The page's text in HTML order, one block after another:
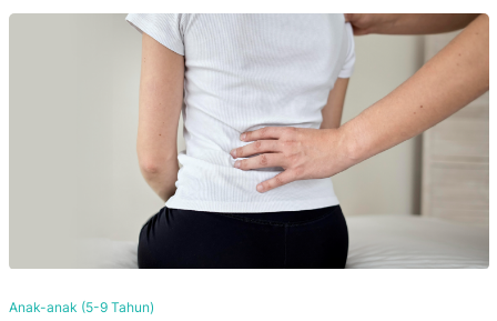
Anak-anak (5-9 Tahun)